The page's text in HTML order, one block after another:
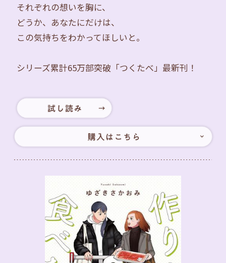
それぞれの想いを胸に、
どうか、あなたにだけは、
この気持ちをわかってほしいと。
シリーズ累計65万部突破「つくたべ」最新刊！